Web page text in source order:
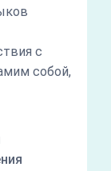
с
собой,